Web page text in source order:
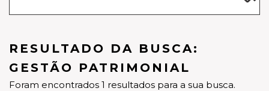
RESULTADO DA BUSCA:
GESTÃO PATRIMONIAL
Foram encontrados 1 resultados para a sua busca.